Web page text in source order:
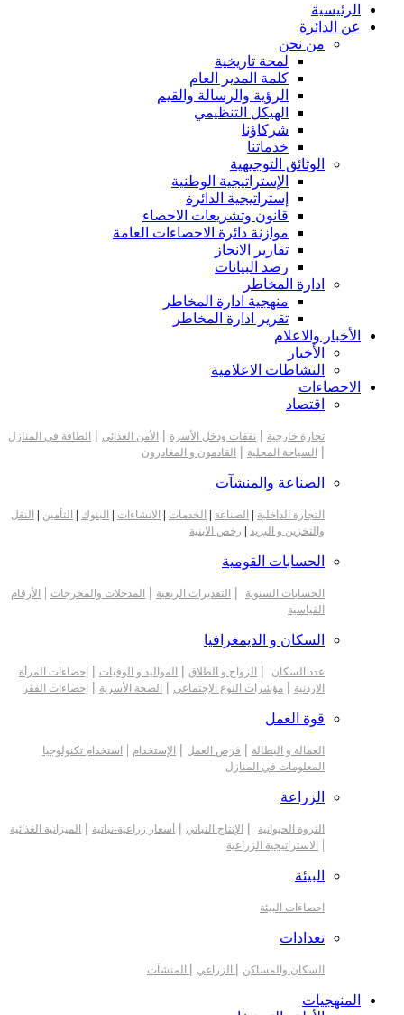
الرئيسية
عن الدائرة
من نحن
لمحة تاريخية
كلمة المدير العام
الرؤية والرسالة والقيم
الهيكل التنظيمي
شركاؤنا
خدماتنا
الوثائق التوجيهية
الإستراتيجية الوطنية
إستراتيجية الدائرة
قانون وتشريعات الاحصاء
موازنة دائرة الاحصاءات العامة
تقارير الانجاز
رصد البيانات
ادارة المخاطر
منهجية ادارة المخاطر
تقرير ادارة المخاطر
الأخبار والاعلام
الأخبار
النشاطات الاعلامية
الاحصاءات
اقتصاد
تجارة خارجية | نفقات ودخل الأسرة | الأمن الغذائي | الطاقة في المنازل
| السياحة المحلية | القادمون و المغادرون
الصناعة والمنشآت
التجارة الداخلية | الصناعة | الخدمات | الانشاءات | البنوك | التأمين | النقل
والتخزين و البريد | رخص الابنية
الحسابات القومية
الحسابات السنوية | التقديرات الربعية | المدخلات والمخرجات | الأرقام
القياسية
السكان و الديمغرافيا
عدد السكان | الزواج و الطلاق | المواليد و الوفيات | إحصاءات المرأة
الاردنية | مؤشرات النوع الإجتماعي | الصحة الأسرية | إحصاءات الفقر
قوة العمل
العمالة و البطالة | فرص العمل | الإستخدام | استخدام تكنولوجيا
المعلومات في المنازل
الزراعة
الثروة الحيوانية | الإنتاج النباتي | أسعار زراعية-نباتية | الميزانية الغذائية
| الاستراتيجية الزراعية
البيئة
احصاءات البيئة
تعدادات
السكان والمساكن | الزراعي | المنشآت
المنهجيات